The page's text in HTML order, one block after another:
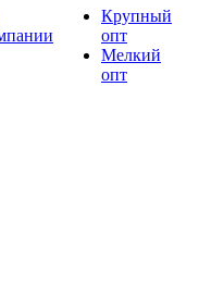
Крупный
опт
Мелкий
опт